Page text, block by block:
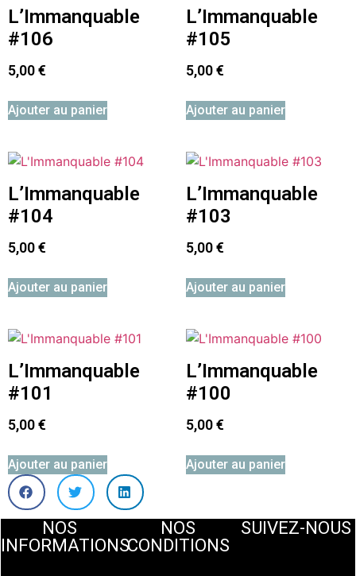
L’Immanquable
#106
5,00€
Ajouter au panier
L’Immanquable
#105
5,00€
Ajouter au panier
L’Immanquable
#104
5,00€
Ajouter au panier
L’Immanquable
#103
5,00€
Ajouter au panier
L’Immanquable
#101
5,00€
Ajouter au panier
L’Immanquable
#100
5,00€
Ajouter au panier
NOS
INFORMATIONS
NOS
CONDITIONS
SUIVEZ-NOUS